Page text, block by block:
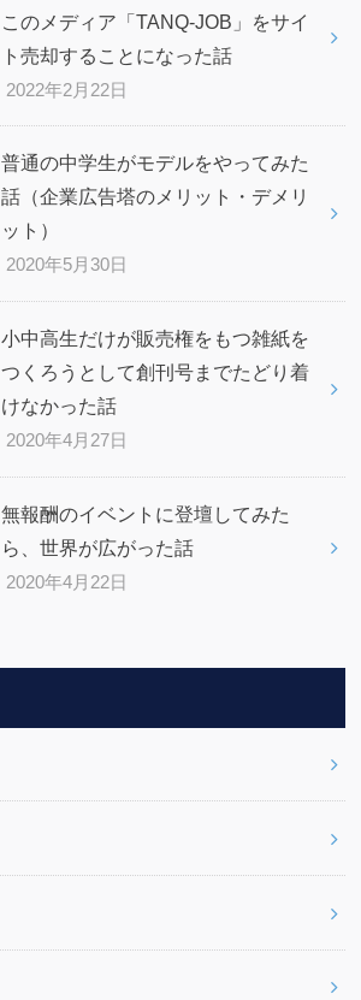
このメディア「TANQ-JOB」をサイ
ト売却することになった話
2022年2月22日
普通の中学生がモデルをやってみた
話（企業広告塔のメリット・デメリ
ット）
2020年5月30日
小中高生だけが販売権をもつ雑紙を
つくろうとして創刊号までたどり着
けなかった話
2020年4月27日
無報酬のイベントに登壇してみた
ら、世界が広がった話
2020年4月22日